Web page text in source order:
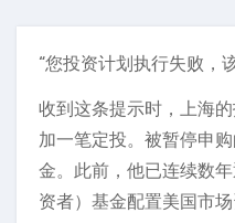
“您投资计划执行失败，
收到这条提示时，上海
加一笔定投。被暂停申
金。此前，他已连续数
资者）基金配置美国市场